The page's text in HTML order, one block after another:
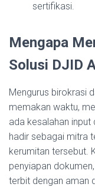
sertifikasi.
Mengapa
Solusi DJID
Mengurus birokrasi
memakan waktu,
ada kesalahan input
hadir sebagai mitra
kerumitan tersebut.
penyiapan
terbit dengan aman